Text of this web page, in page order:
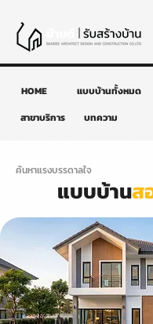
HOME แบบบ้านทั้งหมด
สาขาบริการ
บทความ
ค้นหาแรงบรรดาลใจ
แบบบ้านส